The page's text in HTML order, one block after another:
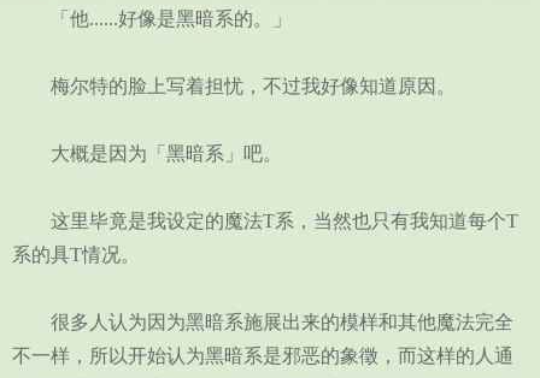
「他......好像是黑暗系的。」
梅尔特的脸上写着担忧，不过我好像知道原因。
大概是因为「黑暗系」吧。
这里毕竟是我设定的魔法T系，当然也只有我知道每个T
系的具T情况。
很多人认为因为黑暗系施展出来的模样和其他魔法完全
不一样，所以开始认为黑暗系是邪恶的象徵，而这样的人通